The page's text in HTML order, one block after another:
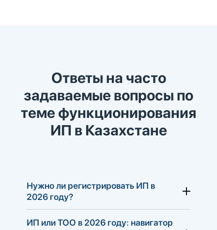
Ответы на часто
задаваемые вопросы по
теме функционирования
ИП в Казахстане
Нужно ли регистрировать ИП в
2026 году?
ИП или ТОО в 2026 году: навигатор